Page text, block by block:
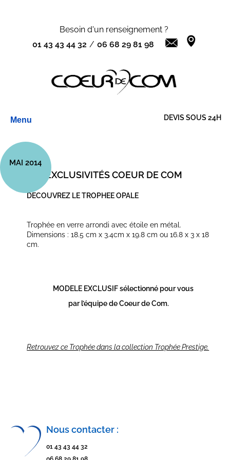
Besoin d'un renseignement ?
01 43 43 44 32 / 06 68 29 81 98
Menu DEVIS SOUS 24H
LES EXCLUSIVITÉS COEUR DE COM
DECOUVREZ LE TROPHEE OPALE
Trophée en verre arrondi avec étoile en métal.
Dimensions : 18.5 cm x 3.4cm x 19.8 cm ou 16.8 x 3 x 18
cm.
MODELE EXCLUSIF sélectionné pour vous
par l’équipe de Coeur de Com.
Retrouvez ce Trophée dans la collection Trophée Prestige.
MAI 2014
Nous contacter :
01 43 43 44 32